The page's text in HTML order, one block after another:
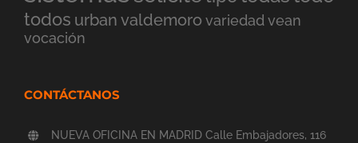
todos urban valdemoro variedadvean
vocación
CONTÁCTANOS
NUEVA OFICINA EN MADRID Calle Embajadores, 116